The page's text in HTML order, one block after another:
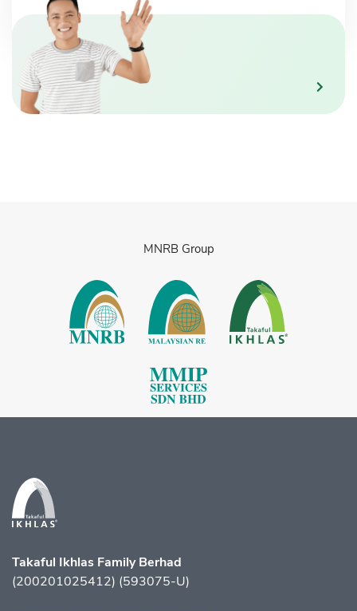
MNRB Group
Takaful Ikhlas Family Berhad
(200201025412) (593075-U)